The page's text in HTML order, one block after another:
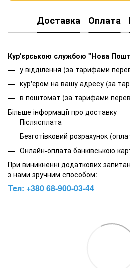
Доставка Оплата
Кур'єрською службою "Нова
у відділення (за тарифами
кур'єром на вашу адресу (за
в поштомат (за тарифами
Більше інформації про доставку
Післясплата
Безготівковий розрахунок
Онлайн-оплата банківською
При виникненні додаткових
з нами зручним способом:
Тел: +380 68-900-03-44